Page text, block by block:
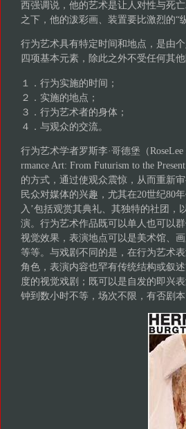
西强调说，他的艺术是让人对性与死
之下，他的泼彩画、装置要比激烈的“
行为艺术具有特定时间和地点，是由
四项基本元素，除此之外不受任何其他
１．行为实施的时间；
２．实施的地点；
３．行为艺术者的身体；
４．与观众的交流。
行为艺术学者罗斯李·哥德堡（
rmance Art: From Futurism to the
的方式，通过使观众震惊，从而重新
民众对媒体的兴趣，尤其在20世纪80
入’包括观赏其典礼、其独特的社团
演。行为艺术作品既可以单人也可以
视觉效果，表演地点可以是美术馆、
等等。与戏剧不同的是，在行为艺术
角色，表演内容也罕有传统结构或叙
度的视觉戏剧；既可以是自发的即兴
钟到数小时不等，场次不限，有否剧